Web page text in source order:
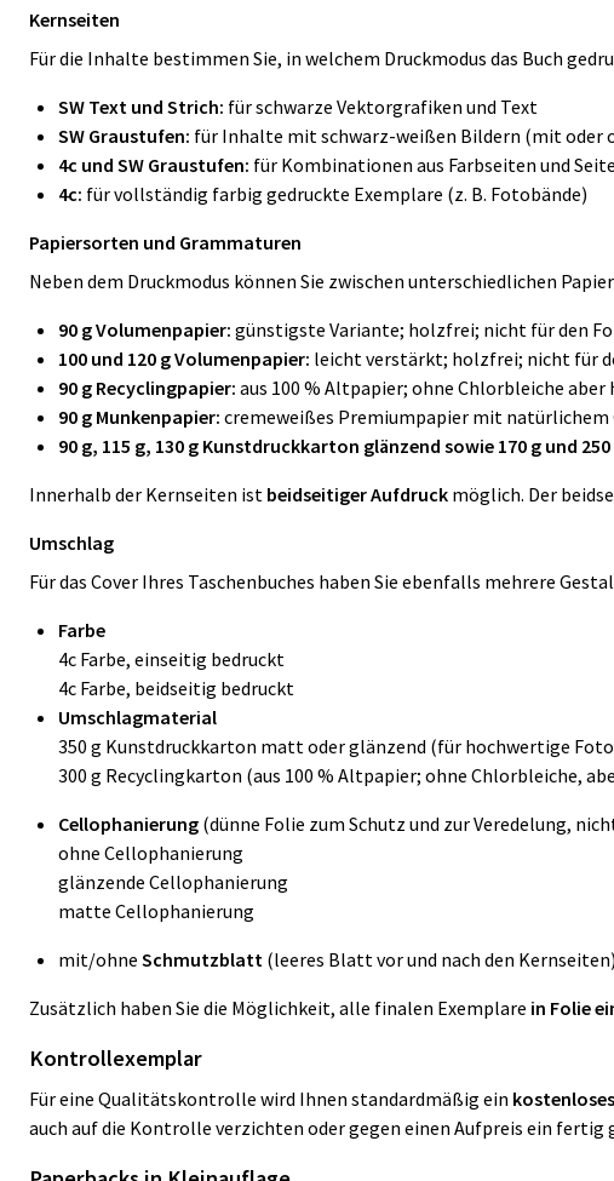
Kernseiten
Für die Inhalte bestimmen Sie, in welchem Druckmodus das Buch
SW Text und Strich: für schwarze Vektorgrafiken und Text
SW Graustufen: für Inhalte mit schwarz-weißen Bildern (mit oder
4c und SW Graustufen: für Kombinationen aus Farbseiten und
4c: für vollständig farbig gedruckte Exemplare (z. B. Fotobände)
Papiersorten und Grammaturen
Neben dem Druckmodus können Sie zwischen unterschiedlichen
90 g Volumenpapier: günstigste Variante; holzfrei; nicht für den
100 und 120 g Volumenpapier: leicht verstärkt; holzfrei; nicht für
90 g Recyclingpapier: aus 100 % Altpapier; ohne Chlorbleiche
90 g Munkenpapier: cremeweißes Premiumpapier mit
90 g, 115 g, 130 g Kunstdruckkarton glänzend sowie 170 g und
Innerhalb der Kernseiten ist beidseitiger Aufdruck möglich. Der
Umschlag
Für das Cover Ihres Taschenbuches haben Sie ebenfalls mehrere
Farbe
4c Farbe, einseitig bedruckt
4c Farbe, beidseitig bedruckt
Umschlagmaterial
350 g Kunstdruckkarton matt oder glänzend (für hochwertige
300 g Recyclingkarton (aus 100 % Altpapier; ohne Chlorbleiche,
Cellophanierung (dünne Folie zum Schutz und zur Veredelung,
ohne Cellophanierung
glänzende Cellophanierung
matte Cellophanierung
mit/ohne Schmutzblatt (leeres Blatt vor und nach den Kernseiten)
Zusätzlich haben Sie die Möglichkeit, alle finalen Exemplare in Folie
Kontrollexemplar
Für eine Qualitätskontrolle wird Ihnen standardmäßig ein
auch auf die Kontrolle verzichten oder gegen einen Aufpreis ein